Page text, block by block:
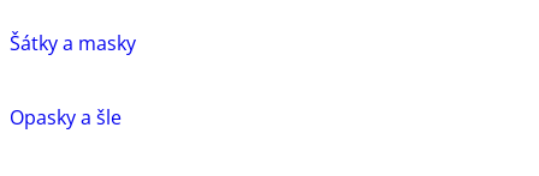
Šátky a masky
Opasky a šle